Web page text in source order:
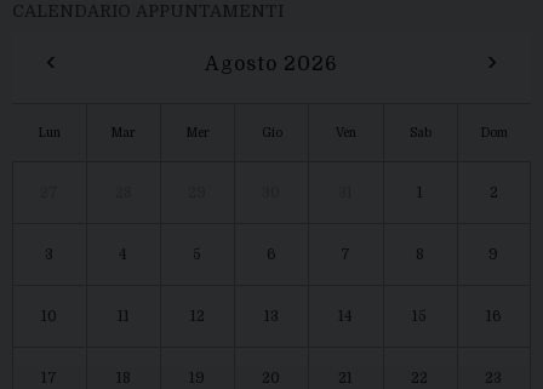
CALENDARIO APPUNTAMENTI
‹ Agosto 2026 ›
Lun Mar Mer Gio Ven Sab Dom
2
3 4 5 6 7 8 9
10 12 13 14 15 16
17 18 19 20 21 22 23